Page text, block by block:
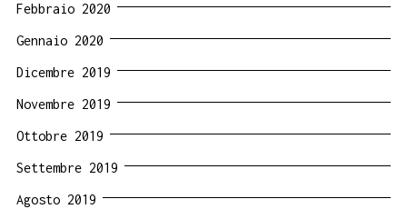
Febbraio 2020
Gennaio 2020
Dicembre 2019
Novembre 2019
Ottobre 2019
Settembre 2019
Agosto 2019